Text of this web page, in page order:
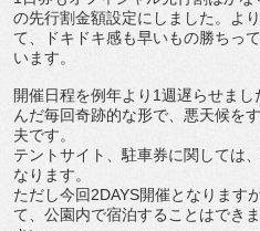
の先行割金額設定にしました。よ
て、ドキドキ感も早いもの勝ちっ
います。
開催日程を例年より1週遅らせま
んだ毎回奇跡的な形で、悪天候を
夫です。
テントサイト、駐車券に関しては
なります。
ただし今回2DAYS開催となります
て、公園内で宿泊することはでき